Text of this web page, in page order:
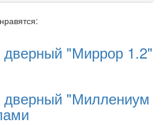
"Миррор 1.2"
"Миллениум